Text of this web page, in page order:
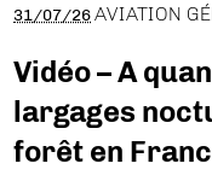
31/07/26 AVIATION
Vidéo – A
largages
forêt en